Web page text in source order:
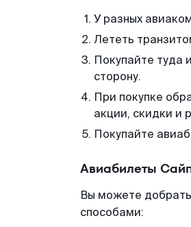
У разных
Лететь
Покупайте туда
сторону.
При покупке
акции, скидки и
Покупайте
Авиабилеты
Вы можете
способами: